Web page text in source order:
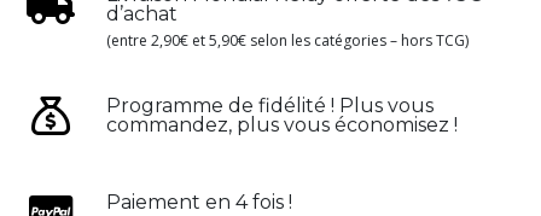
d’achat
(entre 2,90€ et 5,90€ selon les catégories – hors TCG)
Programme de fidélité ! Plus vous
commandez, plus vous économisez !
Paiement en 4 fois !